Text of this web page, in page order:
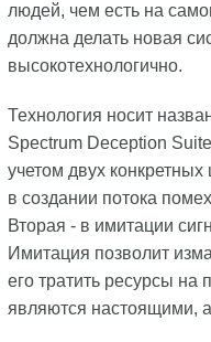
людей, чем есть на
должна делать новая
высокотехнологично.
Технология носит
Spectrum Deception
учетом двух
в создании потока
Вторая - в имитации
Имитация позволит
его тратить ресурсы на
являются настоящими, а